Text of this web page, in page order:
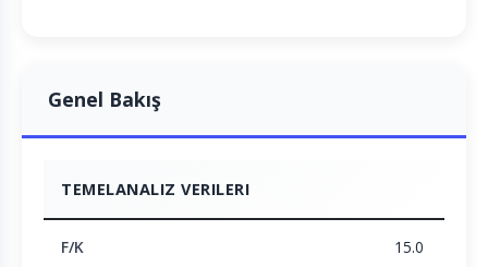
Genel Bakış
TEMELANALIZ VERILERI
F/K 15.0